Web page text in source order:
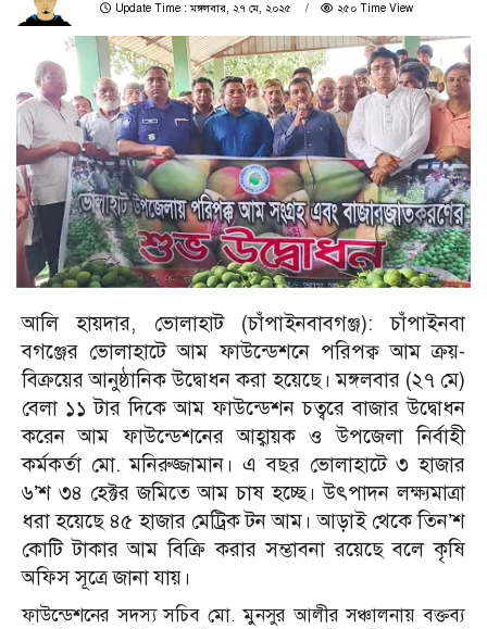
Update Time : মঙ্গলবার, ২৭ মে, ২০২৫
২৫০ Time View
আলি হায়দার, ভোলাহাট (চাঁপাইনবাবগঞ্জ): চাঁপাইনবা
বগঞ্জের ভোলাহাটে আম ফাউন্ডেশনে পরিপক্ব আম ক্রয়-
বিক্রয়ের আনুষ্ঠানিক উদ্বোধন করা হয়েছে। মঙ্গলবার (২৭ মে)
বেলা ১১ টার দিকে আম ফাউন্ডেশন চত্বরে বাজার উদ্বোধন
করেন আম ফাউন্ডেশনের আহ্বায়ক ও উপজেলা নির্বাহী
কর্মকর্তা মো. মনিরুজ্জামান। এ বছর ভোলাহাটে ৩ হাজার
৬’শ ৩৪ হেক্টর জমিতে আম চাষ হচ্ছে। উৎপাদন লক্ষ্যমাত্রা
ধরা হয়েছে ৪৫ হাজার মেট্রিক টন আম। আড়াই থেকে তিন’শ
কোটি টাকার আম বিক্রি করার সম্ভাবনা রয়েছে বলে কৃষি
অফিস সূত্রে জানা যায়।
ফাউন্ডেশনের সদস্য সচিব মো. মুনসুর আলীর সঞ্চালনায় বক্তব্য